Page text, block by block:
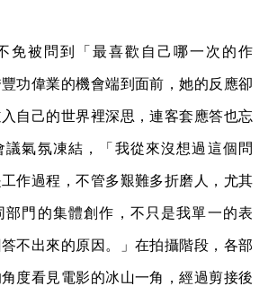
免被問到「最喜歡自己哪一次的作
功偉業的機會端到面前，她的反應卻
自己的世界裡深思，連客套應答也忘
議氣氛凍結，「我從來沒想過這個問
作過程，不管多艱難多折磨人，尤其
部門的集體創作，不只是我單一的表
不出來的原因。」在拍攝階段，各部
度看見電影的冰山一角，經過剪接後